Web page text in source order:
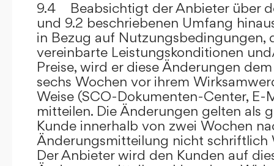
9.4 Beabsichtigt der Anbieter über
und 9.2 beschriebenen Umfang
in Bezug auf Nutzungsbedingungen,
vereinbarte Leistungskonditionen
Preise, wird er diese Änderungen
sechs Wochen vor ihrem
Weise (SCO-Dokumenten-Center, E-
mitteilen. Die Änderungen gelten als
Kunde innerhalb von zwei Wochen
Änderungsmitteilung nicht schriftlich
Der Anbieter wird den Kunden auf